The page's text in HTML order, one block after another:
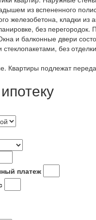
из вспененного
железобетона, кладки из
без
и балконные двери
без
Квартиры подлежат
платеж